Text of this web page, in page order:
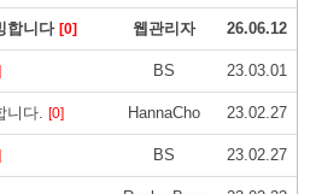
합니다 [0] 웹관리자 26.06.12
BS 23.03.01
니다. [0] HannaCho 23.02.27
BS 23.02.27